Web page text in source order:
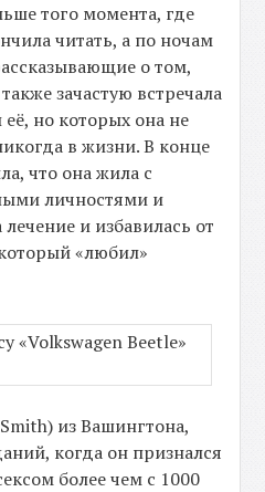
того момента, где
читать, а по ночам
о том,
зачастую встречала
но которых она не
в жизни. В конце
что она жила с
личностями и
и избавилась от
«любил»
из Вашингтона,
когда он признался
более чем с 1000